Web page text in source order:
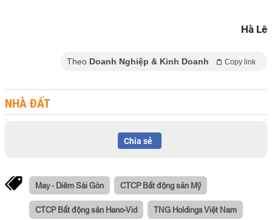
Hà Lê
Theo Doanh Nghiệp & Kinh Doanh Copy link
NHÀ ĐẤT
Chia sẻ
May - Diêm Sài Gòn CTCP Bất động sản Mỹ
CTCP Bất động sản Hano-Vid TNG Holdings Việt Nam